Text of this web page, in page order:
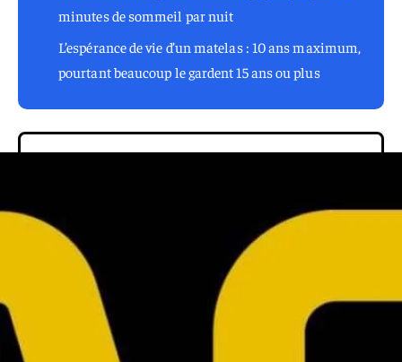
minutes de sommeil par nuit
L’espérance de vie d’un matelas : 10 ans maximum,
pourtant beaucoup le gardent 15 ans ou plus